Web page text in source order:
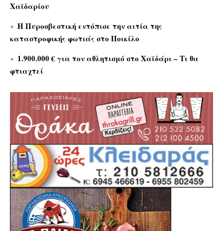
Χαϊδαρίου
Η Πυροσβεστική εντόπισε την αιτία της
καταστροφικής φωτιάς στο Ποικίλο
1.900.000 € για τον αθλητισμό στο Χαϊδάρι – Τι θα
φτιαχτεί